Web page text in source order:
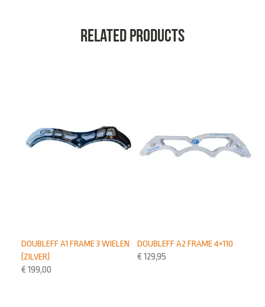
Related products
DOUBLEFF A2 FRAME 4×110
€ 129,95
DOUBLEFF A1 FRAME 3 WIELEN
(ZILVER)
€ 199,00